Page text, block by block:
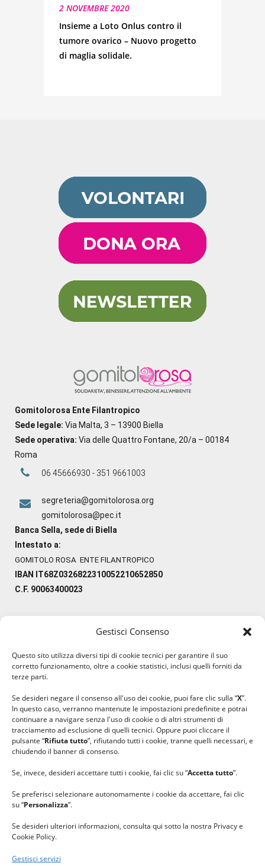
Gestisci Consenso
Questo sito utilizza diversi tipi di cookie tecnici per garantire il suo
corretto funzionamento, oltre a cookie statistici, inclusi quelli forniti da
terze parti.
Se desideri negare il consenso all'uso dei cookie, puoi fare clic sulla “X”.
In questo caso, verranno mantenute le impostazioni predefinite e potrai
continuare a navigare senza l'uso di cookie o di altri strumenti di
tracciamento ad esclusione di quelli tecnici. Oppure puoi cliccare il
pulsante “Rifiuta tutto”, rifiutando tutti i cookie, tranne quelli necessari, e
chiudendo il banner di consenso.
Se, invece, desideri accettare tutti i cookie, fai clic su “Accetta tutto”.
Se preferisci selezionare autonomamente i cookie da accettare, fai clic
su “Personalizza”.
Se desideri ulteriori informazioni, consulta qui sotto la nostra Privacy e
Cookie Policy.
Gestisci servizi
2 NOVEMBRE 2020
Insieme a Loto Onlus contro il
tumore ovarico – Nuovo progetto
di maglia solidale.
Gomitolorosa Ente Filantropico
Sede legale: Via Malta, 3 – 13900 Biella
Sede operativa: Via delle Quattro Fontane, 20/a – 00184
Roma
06 45666930 - 351 9661003
segreteria@gomitolorosa.org
gomitolorosa@pec.it
Banca Sella, sede di Biella
Intestato a:
GOMITOLO ROSA ENTE FILANTROPICO
IBAN IT68Z0326822310052210652850
C.F. 90063400023
#lanaterapia
#ilcaloredellempatia